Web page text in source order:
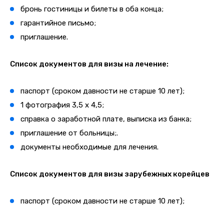
бронь гостиницы и билеты в оба конца;
гарантийное письмо;
приглашение.
Список документов для визы на лечение:
паспорт (сроком давности не старше 10 лет);
1 фотография 3,5 х 4,5;
справка о заработной плате, выписка из банка;
приглашение от больницы;.
документы необходимые для лечения.
Список документов для визы зарубежных корейцев
паспорт (сроком давности не старше 10 лет);